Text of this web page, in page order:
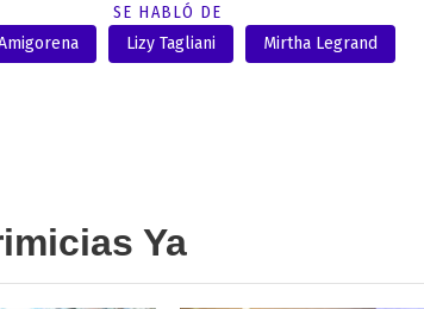
SE HABLÓ DE
Lizy Tagliani Mirtha Legrand
Ya